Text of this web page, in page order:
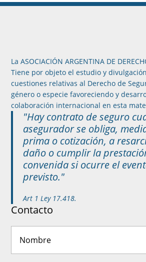
La ASOCIACIÓN ARGENTINA DE
Tiene por objeto el estudio y
cuestiones relativas al Derecho de
género o especie favoreciendo y
colaboración internacional en esta
"Hay contrato de seguro
asegurador se obliga,
prima o cotización, a
daño o cumplir la
convenida si ocurre el
previsto."
Art 1 Ley 17.418.
Contacto